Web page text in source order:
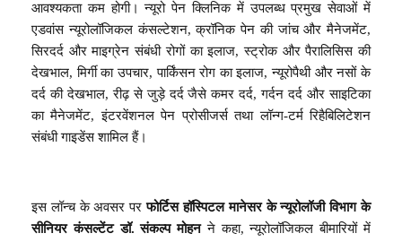
आवश्यकता कम होगी। न्यूरो पेन क्लिनिक में उपलब्ध प्रमुख सेवाओं में
एडवांस न्यूरोलॉजिकल कंसल्टेशन, क्रॉनिक पेन की जांच और मैनेजमेंट,
सिरदर्द और माइग्रेन संबंधी रोगों का इलाज, स्ट्रोक और पैरालिसिस की
देखभाल, मिर्गी का उपचार, पार्किंसन रोग का इलाज, न्यूरोपैथी और नसों के
दर्द की देखभाल, रीढ़ से जुड़े दर्द जैसे कमर दर्द, गर्दन दर्द और साइटिका
का मैनेजमेंट, इंटरवेंशनल पेन प्रोसीजर्स तथा लॉन्ग-टर्म रिहैबिलिटेशन
संबंधी गाइडेंस शामिल हैं।
इस लॉन्च के अवसर परफोर्टिस हॉस्पिटल मानेसर के न्यूरोलॉजी विभाग के
सीनियर कंसल्टेंट डॉ. संकल्प मोहनने कहा, न्यूरोलॉजिकल बीमारियों में